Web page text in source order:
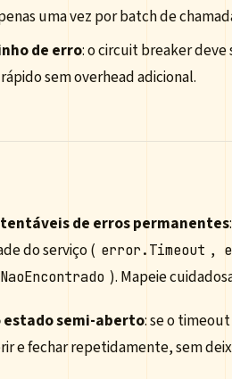
uma vez por batch de
de erro: o circuit breaker
sem overhead adicional.
de erros permanentes
do serviço ( error.Timeout ,
). Mapeie
semi-aberto: se o
e fechar repetidamente, sem